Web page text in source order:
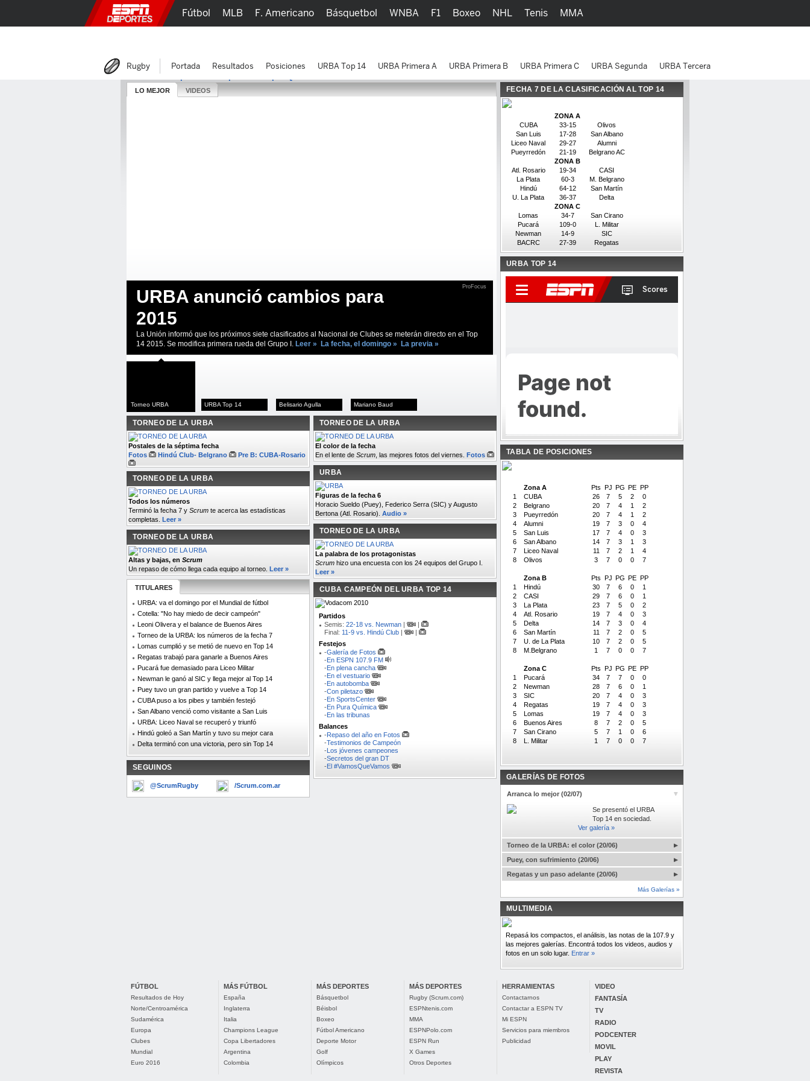
URBA 2014 Copa DIRECTV presentada por QBE
LO MEJOR VIDEOS
URBA anunció cambios para
2015
La Unión informó que los próximos siete clasificados al Nacional de Clubes se meterán directo en el Top
14 2015. Se modifica primera rueda del Grupo I. Leer » La fecha, el domingo » La previa »
ProFocus
Torneo URBA URBA Top 14 Belisario Agulla Mariano Baud
TORNEO DE LA URBA
Postales de la séptima fecha
Fotos
Hindú Club- Belgrano Pre B: CUBA-Rosario
TORNEO DE LA URBA
Todos los números
Terminó la fecha 7 y Scrum te acerca las estadísticas
completas. Leer »
TORNEO DE LA URBA
Altas y bajas, en Scrum
Un repaso de cómo llega cada equipo al torneo. Leer »
TITULARES
URBA: va el domingo por el Mundial de fútbol
Cotella: "No hay miedo de decir campeón"
Leoni Olivera y el balance de Buenos Aires
Torneo de la URBA: los números de la fecha 7
Lomas cumplió y se metió de nuevo en Top 14
Regatas trabajó para ganarle a Buenos Aires
Pucará fue demasiado para Liceo Militar
Newman le ganó al SIC y llega mejor al Top 14
Puey tuvo un gran partido y vuelve a Top 14
CUBA puso a los pibes y también festejó
San Albano venció como visitante a San Luis
URBA: Liceo Naval se recuperó y triunfó
Hindú goleó a San Martín y tuvo su mejor cara
Delta terminó con una victoria, pero sin Top 14
SEGUINOS
@ScrumRugby /Scrum.com.ar
TORNEO DE LA URBA
El color de la fecha
En el lente de Scrum , las mejores fotos del viernes. Fotos
URBA
Figuras de la fecha 6
Horacio Sueldo (Puey), Federico Serra (SIC) y Augusto
Bertona (Atl. Rosario). Audio »
TORNEO DE LA URBA
La palabra de los protagonistas
Scrum hizo una encuesta con los 24 equipos del Grupo I.
Leer »
CUBA CAMPEÓN DEL URBA TOP 14
Partidos
Semis: 22-18 vs. Newman |
|
Final: 11-9 vs. Hindú Club |
|
Festejos
-Galería de Fotos
-En ESPN 107.9 FM
-En plena cancha
-En el vestuario
-En autobomba
-Con piletazo
-En SportsCenter
-En Pura Química
-En las tribunas
Balances
-Repaso del año en Fotos
-Testimonios de Campeón
-Los jóvenes campeones
-Secretos del gran DT
-El #VamosQueVamos
FECHA 7 DE LA CLASIFICACIÓN AL TOP 14
ZONA A
CUBA
33-15
Olivos
San Luis
17-28
San Albano
Liceo Naval
29-27
Alumni
Pueyrredón
21-19
Belgrano AC
ZONA B
Atl. Rosario
19-34
CASI
La Plata
60-3
M. Belgrano
Hindú
64-12
San Martín
U. La Plata
36-37
Delta
ZONA C
Lomas
34-7
San Cirano
Pucará
109-0
L. Militar
Newman
14-9
SIC
BACRC
27-39 Regatas
URBA TOP 14
TABLA DE POSICIONES
Zona A Pts PJ PG PE PP
1
CUBA 26 7 5 2
0
2
Belgrano 20 7 4 1
2
3
Pueyrredón 20 7 4 1
2
4
Alumni 19 7 3 0
4
5
San Luis 17 7 4 0
3
6
San Albano 14 7 3 1
3
7
Liceo Naval 11 7 2 1
4
8
Olivos 3 7 0 0 7
Zona B Pts PJ PG PE PP
1
Hindú 30 7 6 0
1
2
CASI 29 7 6 0
1
3
La Plata 23 7 5 0
2
4
Atl. Rosario 19 7 4 0
3
5
Delta 14 7 3 0
4
6
San Martín 11 7 2 0
5
7
U. de La Plata 10 7 2 0
5
8
M.Belgrano 1 7 0 0 7
Zona C Pts PJ PG PE PP
1
Pucará 34 7 7 0
0
2
Newman 28 7 6 0
1
3
SIC 20 7 4 0
3
4
Regatas 19 7 4 0
3
5
Lomas 19 7 4 0
3
6
Buenos Aires 8 7 2 0
5
7
San Cirano 5 7 1 0
6
8
L. Militar 1 7 0 0 7
GALERÍAS DE FOTOS
Arranca lo mejor (02/07)
Se presentó el URBA
Top 14 en sociedad.
Ver galería »
Torneo de la URBA: el color (20/06)
Puey, con sufrimiento (20/06)
Regatas y un paso adelante (20/06)
Más Galerías »
MULTIMEDIA
Repasá los compactos, el análisis, las notas de la 107.9 y
las mejores galerías. Encontrá todos los videos, audios y
fotos en un solo lugar. Entrar »
FÚTBOL
Resultados de Hoy
Norte/Centroamérica
Sudamérica
Europa
Clubes
Mundial
Euro 2016
MÁS FÚTBOL
España
Inglaterra
Italia
Champions League
Copa Libertadores
Argentina
Colombia
MÁS DEPORTES
Básquetbol
Béisbol
Boxeo
Fútbol Americano
Deporte Motor
Golf
Olímpicos
MÁS DEPORTES
Rugby (Scrum.com)
ESPNtenis.com
MMA
ESPNPolo.com
ESPN Run
X Games
Otros Deportes
HERRAMIENTAS
Contactarnos
Contactar a ESPN TV
Mi ESPN
Servicios para miembros
Publicidad
VIDEO
FANTASÍA
TV
RADIO
PODCENTER
MOVIL
PLAY
REVISTA
Fútbol MLB F. Americano Básquetbol WNBA F1 Boxeo NHL Tenis MMA
Rugby Portada Resultados Posiciones URBA Top 14 URBA Primera A URBA Primera B URBA Primera C URBA Segunda URBA Tercera